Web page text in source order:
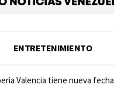
ENTRETENIMIENTO
Valencia tiene nueva fecha